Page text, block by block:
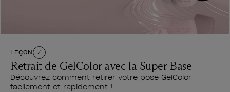
LEÇON 7
Retrait de GelColor avec la Super Base
Découvrez comment retirer votre pose GelColor
facilement et rapidement !